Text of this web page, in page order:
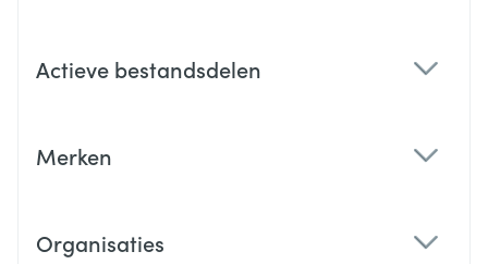
Actieve bestandsdelen
Merken
Organisaties